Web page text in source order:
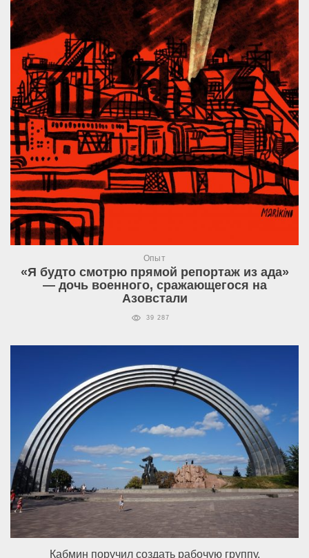
Опыт
«Я будто смотрю прямой репортаж из ада»
— дочь военного, сражающегося на
Азовстали
39 287
Кабмин поручил создать рабочую группу,